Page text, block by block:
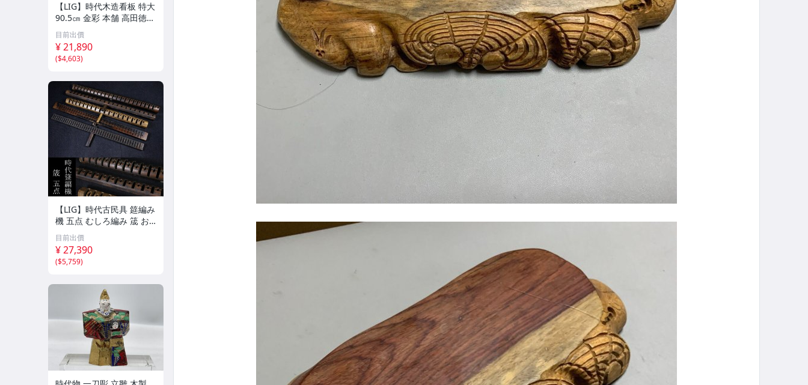
【LIG】時代木造看板 特大
90.5㎝ 金彩 本舗 高田徳左
衛門 古美術品 2606.676
目前出價
¥ 21,890
($4,603)
【LIG】時代古民具 筵編み
機 五点 むしろ編み 筬 お
さ 農具 古道具 2604.458
目前出價
¥ 27,390
($5,759)